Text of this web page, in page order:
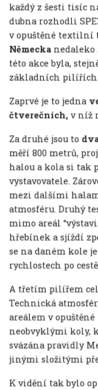
každý z šesti tisíc
dubna rozhodli
v opuštěné textilní
Německa nedaleko
této akce byla,
základních
Zaprvé je to jedna
čtverečních, v níž
Za druhé jsou to
měří 800 metrů,
halou a kola si tak
vystavovatele.
mezi dalšími
atmosféru. Druhý
mimo areál
hřebínek a sjíždí
se na daném kole
rychlostech po
A třetím pilířem
Technická
areálem v
neobvyklými koly,
svázána pravidly
jinými složitými
K vidění tak bylo